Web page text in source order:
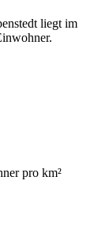
liegt im
pro km²